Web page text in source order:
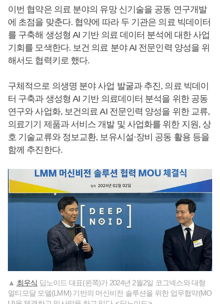
이번 협약은 의료 분야의 유망 신기술을 공동 연구개발
에 초점을 맞춘다. 협약에 따라 두 기관은 의료 빅데이터
를 구축해 생성형 AI 기반 의료 데이터 분석에 대한 사업
기회를 모색한다. 보건 의료 분야 AI 전문인력 양성을 위
해서도 협력키로 했다.
구체적으로 의생명 분야 사업 발굴과 추진, 의료 빅데이
터 구축과 생성형 AI 기반 의료데이터 분석을 위한 공동
연구와 사업화, 보건의료 AI 전문인력 양성을 위한 교류,
의료기기 제품과 서비스 개발 및 사업화를 위한 지원, 상
호 기술교류와 정보교환, 보유시설·장비 공동 활용 등을
함께 추진한다.
▲ 최우식 딥노이드 대표(왼쪽)가 2024년 2월2일 코그넥스와 대형
멀티모달 모델(LMM) 기반의 머신비전 솔루션을 위한 업무협약(MO